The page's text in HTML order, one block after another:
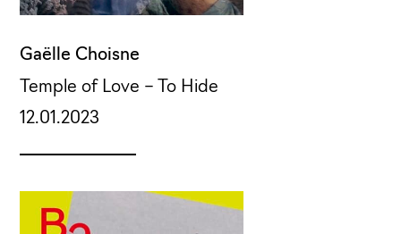
Gaëlle Choisne
Temple of Love – To Hide
12.01.2023